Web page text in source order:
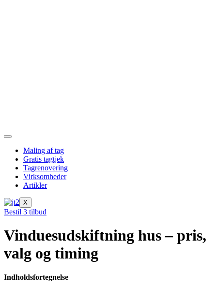
Maling af tag
Gratis tagtjek
Tagrenovering
Virksomheder
Artikler
X
Bestil 3 tilbud
Vinduesudskiftning hus – pris,
valg og timing
Indholdsfortegnelse